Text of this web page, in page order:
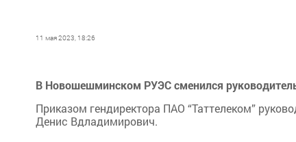
11 мая 2023, 18:26
В Новошешминском РУЭС сменился
Приказом гендиректора ПАО “Таттелеком”
Денис Вдладимирович.